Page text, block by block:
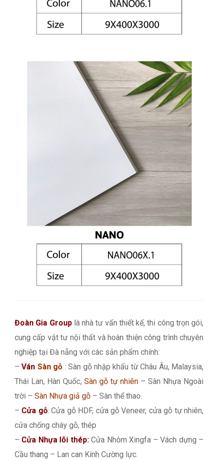
Đoàn Gia Grouplà nhà tư vấn thiết kế, thi công trọn gói,
cung cấp vật tư nội thất và hoàn thiện công trình chuyên
nghiệp tại Đà nẵng với các sản phẩm chính:
–Ván Sàn gỗ : Sàn gỗ nhập khẩu từ Châu Âu, Malaysia,
Thái Lan, Hàn Quốc, Sàn gỗ tự nhiên – Sàn Nhựa Ngoài
trời – Sàn Nhựa giả gỗ – Sàn thể thao.
– Cửa gỗ: Cửa gỗ HDF, cửa gỗ Veneer, cửa gỗ tự nhiên,
cửa chống cháy gỗ, thép
– Cửa Nhựa lõi thép:Cửa Nhôm Xingfa – Vách dựng –
Cầu thang – Lan can Kính Cường lực.